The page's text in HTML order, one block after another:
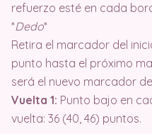
refuerzo esté en cada
*Dedo*
Retira el marcador del
punto hasta el próximo
será el nuevo marcador
Vuelta 1: Punto bajo en
vuelta: 36 (40, 46) puntos.